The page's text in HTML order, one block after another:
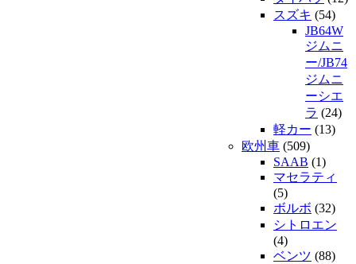
スズキ (54)
JB64W
ジムニ
ー/JB74
ジムニ
ーシエ
ラ (24)
軽カー (13)
欧州車 (509)
SAAB (1)
マセラティ
(5)
ボルボ (32)
シトロエン
(4)
ベンツ (88)